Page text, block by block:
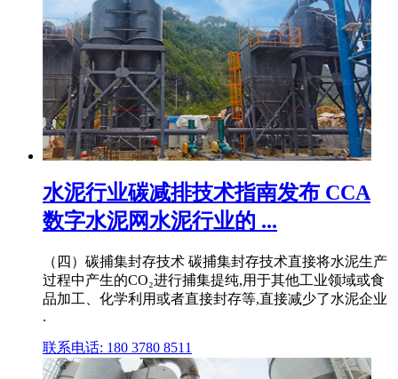
水泥行业碳减排技术指南发布 CCA
数字水泥网水泥行业的 ...
（四）碳捕集封存技术 碳捕集封存技术直接将水泥生产
过程中产生的CO₂进行捕集提纯,用于其他工业领域或食
品加工、化学利用或者直接封存等,直接减少了水泥企业
.
联系电话: 180 3780 8511